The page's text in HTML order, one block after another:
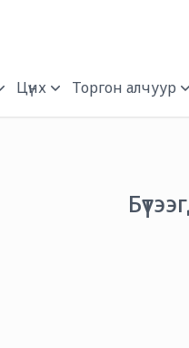
хэрэгсэл
Цүнх Торгон алчуур